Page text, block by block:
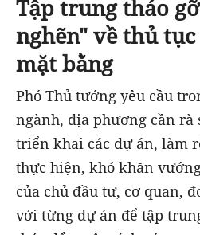
Tập trung tháo
nghẽn" về thủ
mặt bằng
Phó Thủ tướng yêu cầu
ngành, địa phương cần
triển khai các dự án, làm
thực hiện, khó khăn
của chủ đầu tư, cơ quan,
với từng dự án để tập